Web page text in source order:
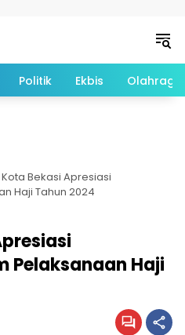
Politik Ekbis Olahraga
Kota Bekasi Apresiasi
Haji Tahun 2024
Pelaksanaan Haji